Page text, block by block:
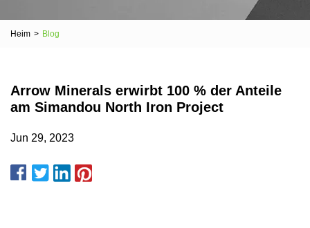
Heim > Blog
Arrow Minerals erwirbt 100 % der Anteile
am Simandou North Iron Project
Jun 29, 2023